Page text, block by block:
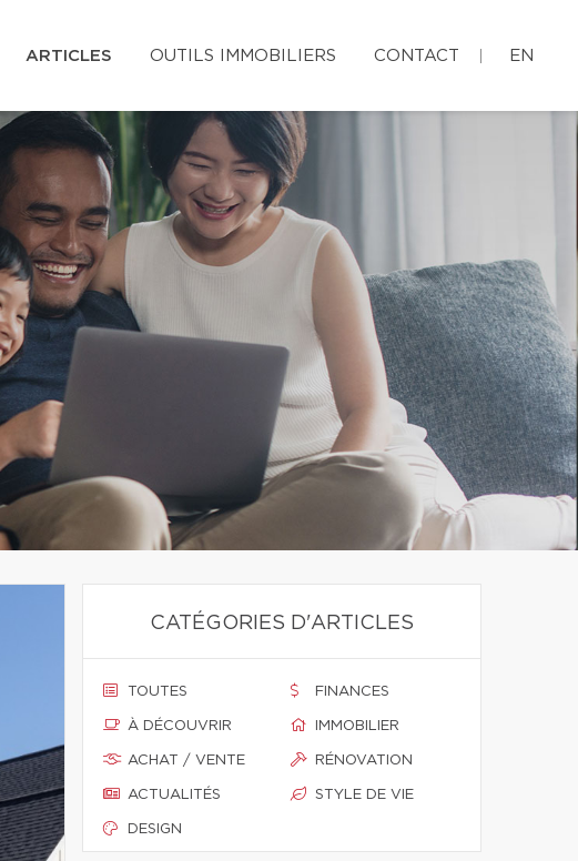
ARTICLES OUTILS IMMOBILIERS CONTACT EN
CATÉGORIES D'ARTICLES
TOUTES
À DÉCOUVRIR
ACHAT / VENTE
ACTUALITÉS
DESIGN
FINANCES
IMMOBILIER
RÉNOVATION
STYLE DE VIE